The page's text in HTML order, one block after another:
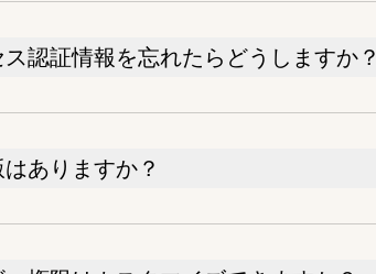
ス認証情報を忘れたらどうしますか？
ありますか？